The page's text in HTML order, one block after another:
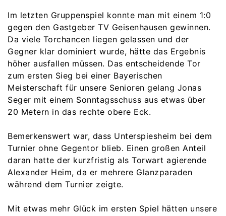
Im letzten Gruppenspiel konnte man mit einem 1:0
gegen den Gastgeber TV Geisenhausen gewinnen.
Da viele Torchancen liegen gelassen und der
Gegner klar dominiert wurde, hätte das Ergebnis
höher ausfallen müssen. Das entscheidende Tor
zum ersten Sieg bei einer Bayerischen
Meisterschaft für unsere Senioren gelang Jonas
Seger mit einem Sonntagsschuss aus etwas über
20 Metern in das rechte obere Eck.
Bemerkenswert war, dass Unterspiesheim bei dem
Turnier ohne Gegentor blieb. Einen großen Anteil
daran hatte der kurzfristig als Torwart agierende
Alexander Heim, da er mehrere Glanzparaden
während dem Turnier zeigte.
Mit etwas mehr Glück im ersten Spiel hätten unsere